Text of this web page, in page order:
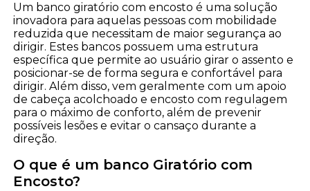
Um banco giratório com encosto é uma solução
inovadora para aquelas pessoas com mobilidade
reduzida que necessitam de maior segurança ao
dirigir. Estes bancos possuem uma estrutura
específica que permite ao usuário girar o assento e
posicionar-se de forma segura e confortável para
dirigir. Além disso, vem geralmente com um apoio
de cabeça acolchoado e encosto com regulagem
para o máximo de conforto, além de prevenir
possíveis lesões e evitar o cansaço durante a
direção.
O que é um banco Giratório com
Encosto?